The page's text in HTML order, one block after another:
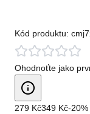
Kód produktu:
Ohodnoťte jako
279 Kč349 Kč-20%